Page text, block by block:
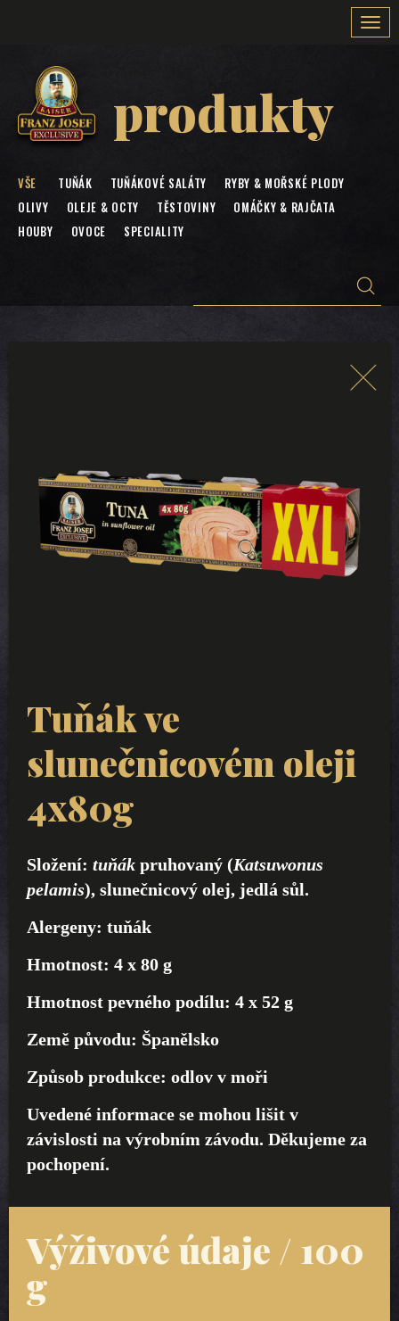
produkty
VŠE TUŇÁK TUŇÁKOVÉ SALÁTY
RYBY & MOŘSKÉ PLODY
OLIVY
OLEJE & OCTY TĚSTOVINY
OMÁČKY & RAJČATA
HOUBY
OVOCE SPECIALITY
Tuňák ve
slunečnicovém oleji
4x80g
Složení: tuňák pruhovaný (Katsuwonus
pelamis), slunečnicový olej, jedlá sůl.
Alergeny: tuňák
Hmotnost: 4 x 80 g
Hmotnost pevného podílu: 4 x 52 g
Země původu: Španělsko
Způsob produkce: odlov v moři
Uvedené informace se mohou lišit v
závislosti na výrobním závodu. Děkujeme za
pochopení.
Výživové údaje / 100
g